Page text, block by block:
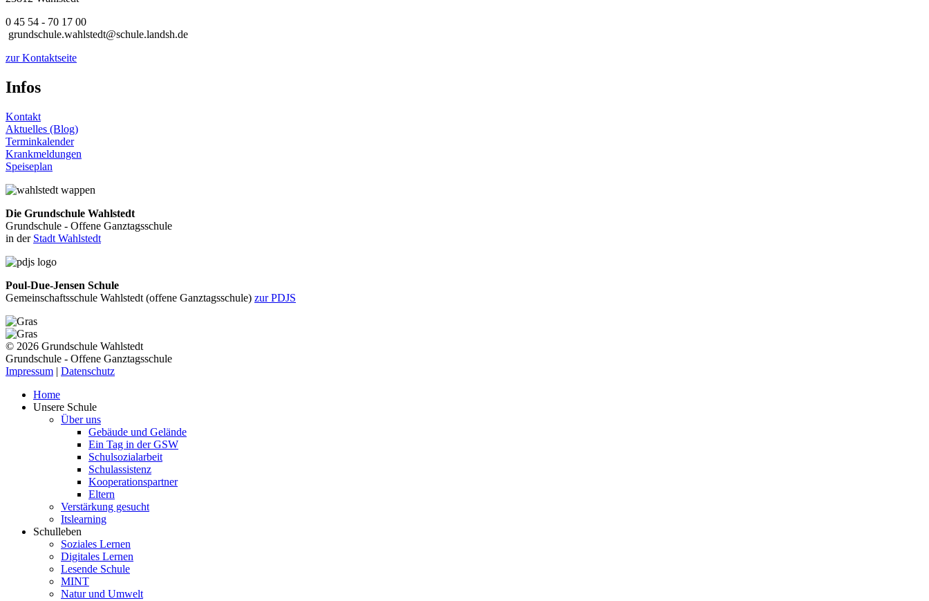
0 45 54 - 70 17 00
grundschule.wahlstedt@schule.landsh.de
zur Kontaktseite
Infos
Kontakt
Aktuelles (Blog)
Terminkalender
Krankmeldungen
Speiseplan
Die Grundschule Wahlstedt
Grundschule - Offene Ganztagsschule
in der Stadt Wahlstedt
Poul-Due-Jensen Schule
Gemeinschaftsschule Wahlstedt (offene Ganztagsschule) zur PDJS
© 2026 Grundschule Wahlstedt
Grundschule - Offene Ganztagsschule
Impressum | Datenschutz
Home
Unsere Schule
Über uns
Gebäude und Gelände
Ein Tag in der GSW
Schulsozialarbeit
Schulassistenz
Kooperationspartner
Eltern
Verstärkung gesucht
Itslearning
Schulleben
Soziales Lernen
Digitales Lernen
Lesende Schule
MINT
Natur und Umwelt